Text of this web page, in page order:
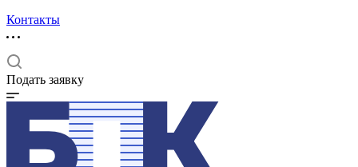
Контакты
Подать заявку